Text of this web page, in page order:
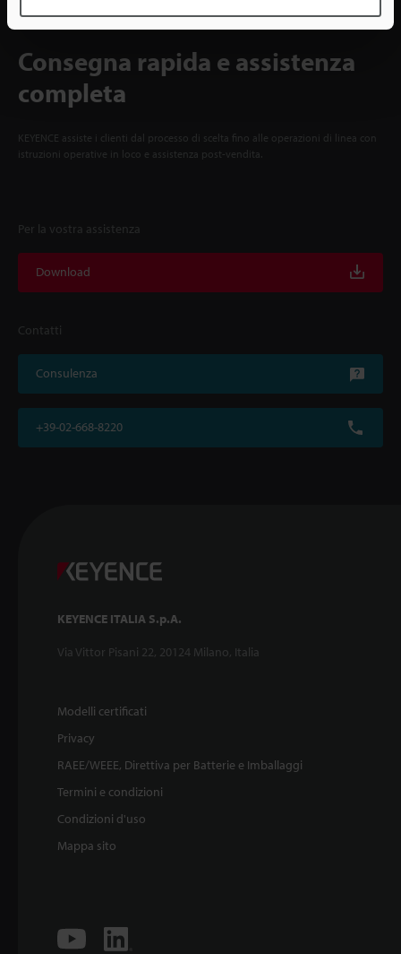
Consegna rapida e assistenza
completa
KEYENCE assiste i clienti dal processo di scelta fino alle operazioni di linea con
istruzioni operative in loco e assistenza post-vendita.
Per la vostra assistenza
Download
Contatti
Consulenza
+39-02-668-8220
KEYENCE ITALIA S.p.A.
Via Vittor Pisani 22, 20124 Milano, Italia
Modelli certificati
Privacy
RAEE/WEEE, Direttiva per Batterie e Imballaggi
Termini e condizioni
Condizioni d'uso
Mappa sito